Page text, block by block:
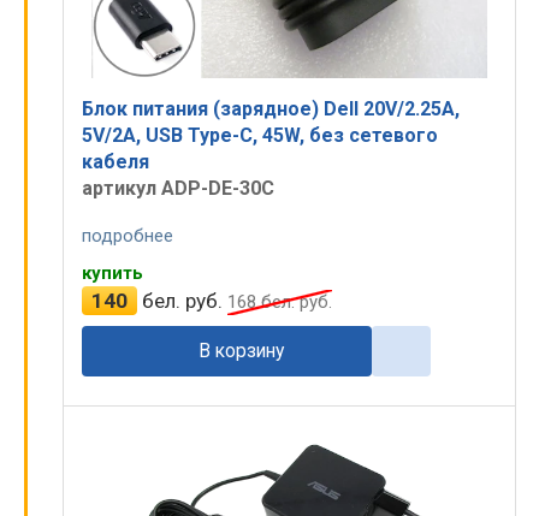
Блок питания (зарядное) Dell 20V/2.25A,
5V/2A, USB Type-C, 45W, без сетевого
кабеля
артикул ADP-DE-30C
подробнее
купить
140 бел. руб. 168бел. руб.
В корзину